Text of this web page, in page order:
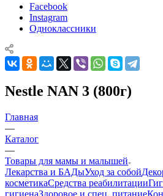
Facebook
Instagram
Одноклассники
Nestle NAN 3 (800г)
Главная
—
Каталог
—
Товары для мамы и малышей
Лекарства и БАДыУход за собой
косметикаСредства реабилитации
гигиенаЗдоровое и спец. питание